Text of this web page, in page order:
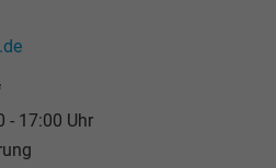
- 17:00 Uhr